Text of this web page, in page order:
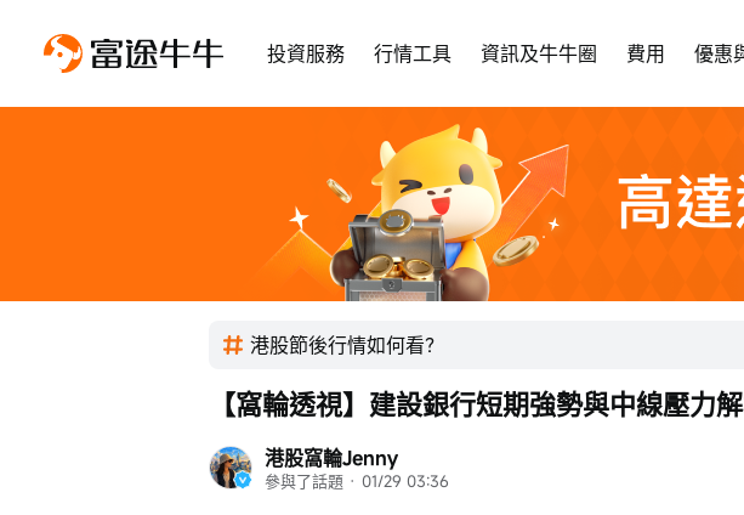
投資服務 行情工具 資訊及牛牛圈 費用 優惠
港股節後行情如何看？
港股窩輪Jenny
參與了話題 · 01/29 03:36
【窩輪透視】建設銀行短期強勢與中線壓力